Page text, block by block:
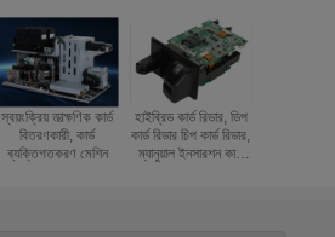
স্বয়ংক্রিয় তাত্ক্ষণিক কার্ড
বিতরণকারী, কার্ড
ব্যক্তিগতকরণ মেশিন
হাইব্রিড কার্ড রিডার, ডিপ
কার্ড রিডার চিপ কার্ড রিডার,
ম্যানুয়াল ইনসারশন কার্ড